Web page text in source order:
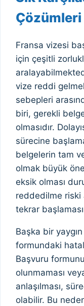
Çözümleri
Fransa vizesi
için çeşitli
vize reddi
sebepleri
biri, gerekli
olmasıdır.
sürecine
belgelerin tam
olmak büyük
eksik olması
reddedilme
tekrar
Başka bir
formundaki
Başvuru
olunmaması
anlaşılması,
olabilir. Bu